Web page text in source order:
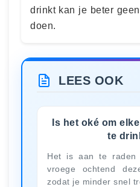
drinkt kan je beter
doen.
LEES OOK
Is het oké om
te
Het is aan te raden
vroege ochtend
zodat je minder snel